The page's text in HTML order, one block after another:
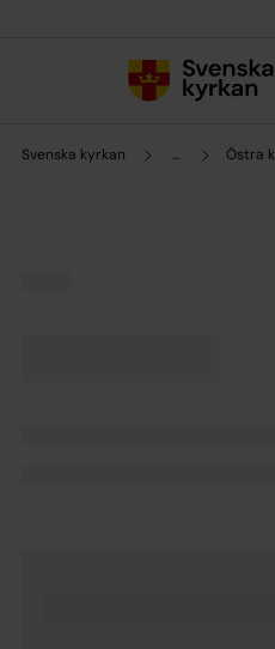
Svenska kyrkan ... Östra